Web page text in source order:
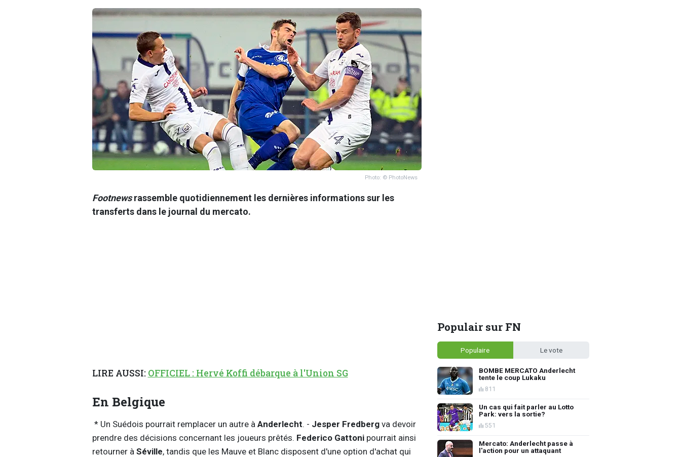
Photo: © PhotoNews
Footnewsrassemble quotidiennement les dernières informations sur les
transferts dans le journal du mercato.
LIRE AUSSI: OFFICIEL : Hervé Koffi débarque à l'Union SG
En Belgique
* Un Suédois pourrait remplacer un autre à Anderlecht. - Jesper Fredbergva devoir
prendre des décisions concernant les joueurs prêtés. Federico Gattoni pourrait ainsi
retourner à Séville, tandis que les Mauve et Blanc disposent d'une option d'achat qui
Populair sur FN
Populaire Le vote
BOMBE MERCATO Anderlecht
tente le coup Lukaku
811
Un cas qui fait parler au Lotto
Park: vers la sortie?
551
Mercato: Anderlecht passe à
l'action pour un attaquant